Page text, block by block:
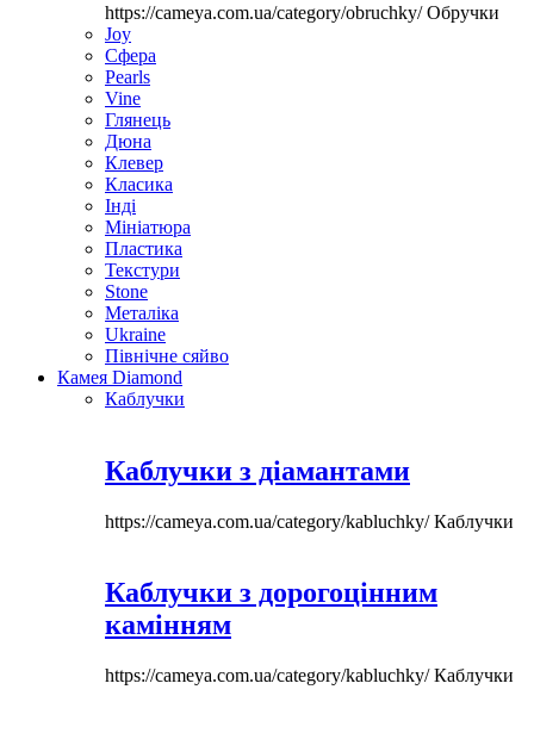
https://cameya.com.ua/category/obruchky/Обручки
Joy
Сфера
Pearls
Vine
Глянець
Дюна
Клевер
Класика
Інді
Мініатюра
Пластика
Текстури
Stone
Металіка
Ukraine
Північне сяйво
Камея Diamond
Каблучки
Каблучки з діамантами
https://cameya.com.ua/category/kabluchky/Каблучки
Каблучки з дорогоцінним
камінням
https://cameya.com.ua/category/kabluchky/Каблучки